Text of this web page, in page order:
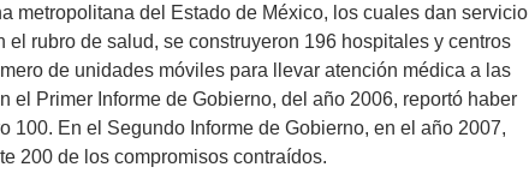
metropolitana del Estado de México, los cuales dan servicio
rubro de salud, se construyeron 196 hospitales y centros
de unidades móviles para llevar atención médica a las
el Primer Informe de Gobierno, del año 2006, reportó haber
100. En el Segundo Informe de Gobierno, en el año 2007,
200 de los compromisos contraídos.